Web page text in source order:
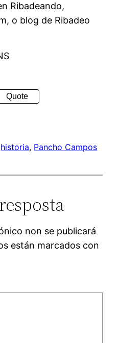
Ribadeando,
o blog de Ribadeo
Quote
historia, Pancho Campos
non se publicará
están marcados con